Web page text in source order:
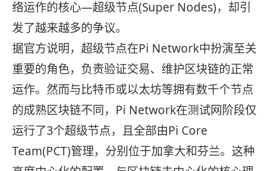
络运作的核心—超级节点(Super Nodes)，却引
发了越来越多的争议。
据官方说明，超级节点在Pi Network中扮演至关
重要的角色，负责验证交易、维护区块链的正常
运作。然而与比特币或以太坊等拥有数千个节点
的成熟区块链不同，Pi Network在测试网阶段仅
运行了3个超级节点，且全部由Pi Core
Team(PCT)管理，分别位于加拿大和芬兰。这种